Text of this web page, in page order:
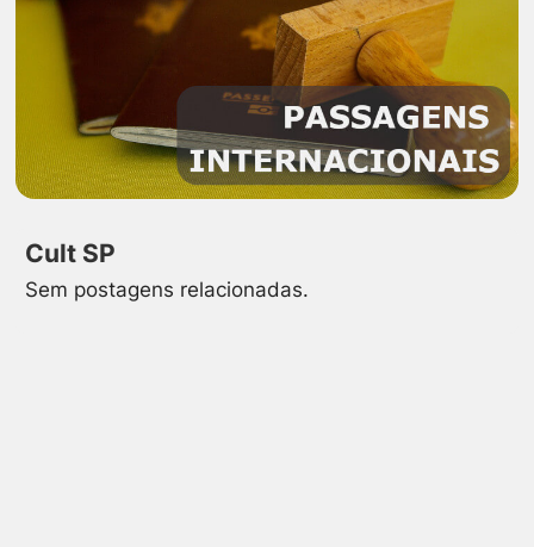
Cult SP
Sem postagens relacionadas.